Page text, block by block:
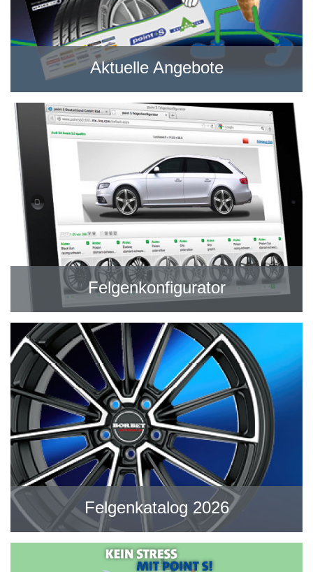
Aktuelle Angebote
Felgenkonfigurator
Felgenkatalog 2026